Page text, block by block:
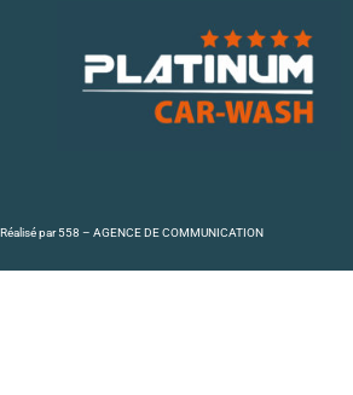
par558 – AGENCE DE COMMUNICATION